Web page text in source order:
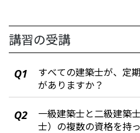
講習の受講
Q1
すべての建築士が、定
がありますか？
Q2
一級建築士と二級建築
士）の複数の資格を持